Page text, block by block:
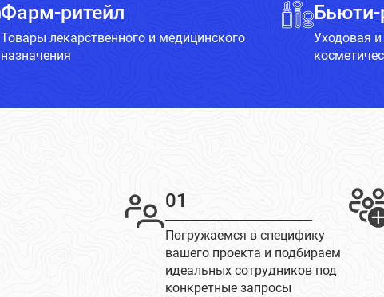
Фарм-ритейл
Товары лекарственного и медицинского
назначения
Бьюти-
Уходовая
01
Погружаемся в специфику
вашего проекта и подбираем
идеальных сотрудников под
конкретные запросы